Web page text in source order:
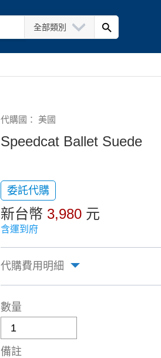
全部類別
代購國： 美國
Speedcat Ballet Suede
委託代購
新台幣 3,980 元
含運到府
代購費用明細
數量
備註